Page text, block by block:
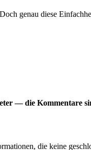
genau diese
— die Kommentare
die keine